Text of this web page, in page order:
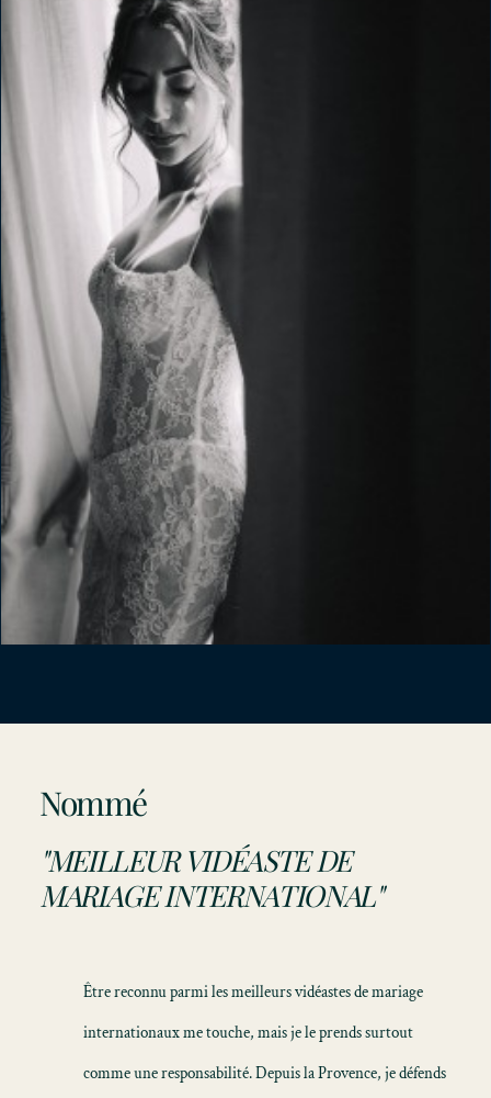
Nommé
"MEILLEUR VIDÉASTE DE
MARIAGE INTERNATIONAL"
Être reconnu parmi les meilleurs vidéastes de mariage
internationaux me touche, mais je le prends surtout
comme une responsabilité. Depuis la Provence, je défends